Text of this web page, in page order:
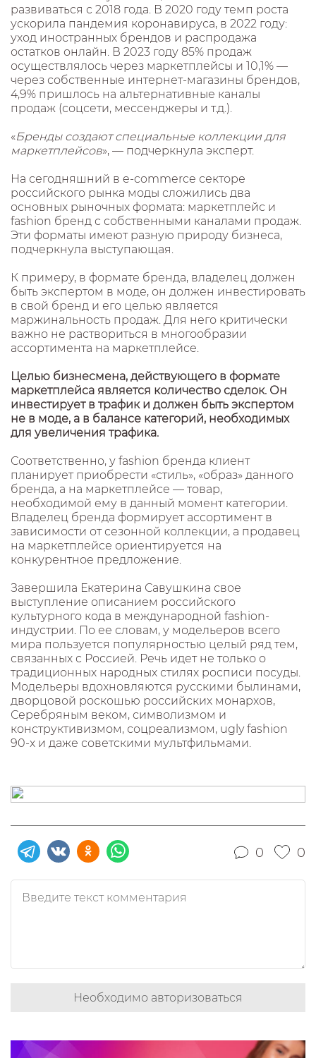
развиваться с 2018 года. В 2020 году темп роста
ускорила пандемия коронавируса, в 2022 году:
уход иностранных брендов и распродажа
остатков онлайн. В 2023 году 85% продаж
осуществлялось через маркетплейсы и 10,1% —
через собственные интернет-магазины брендов,
4,9% пришлось на альтернативные каналы
продаж (соцсети, мессенджеры и т.д.).
«Бренды создают специальные коллекции для
маркетплейсов», — подчеркнула эксперт.
На сегодняшний в e-commerce секторе
российского рынка моды сложились два
основных рыночных формата: маркетплейс и
fashion бренд с собственными каналами продаж.
Эти форматы имеют разную природу бизнеса,
подчеркнула выступающая.
К примеру, в формате бренда, владелец должен
быть экспертом в моде, он должен инвестировать
в свой бренд и его целью является
маржинальность продаж. Для него критически
важно не раствориться в многообразии
ассортимента на маркетплейсе.
Целью бизнесмена, действующего в формате
маркетплейса является количество сделок. Он
инвестирует в трафик и должен быть экспертом
не в моде, а в балансе категорий, необходимых
для увеличения трафика.
Соответственно, у fashion бренда клиент
планирует приобрести «стиль», «образ» данного
бренда, а на маркетплейсе — товар,
необходимой ему в данный момент категории.
Владелец бренда формирует ассортимент в
зависимости от сезонной коллекции, а продавец
на маркетплейсе ориентируется на
конкурентное предложение.
Завершила Екатерина Савушкина свое
выступление описанием российского
культурного кода в международной fashion-
индустрии. По ее словам, у модельеров всего
мира пользуется популярностью целый ряд тем,
связанных с Россией. Речь идет не только о
традиционных народных стилях росписи посуды.
Модельеры вдохновляются русскими былинами,
дворцовой роскошью российских монархов,
Серебряным веком, символизмом и
конструктивизмом, соцреализмом, ugly fashion
90-х и даже советскими мультфильмами.
0 0
Необходимо авторизоваться